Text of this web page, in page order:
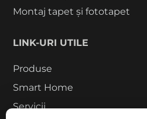
Montaj tapet și fototapet
LINK-URI UTILE
Produse
Smart Home
Servicii